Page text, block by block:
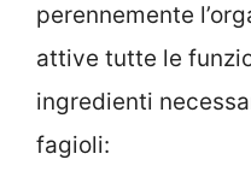
perennemente
attive tutte le
ingredienti
fagioli: